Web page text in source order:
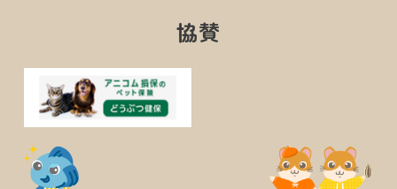
協賛